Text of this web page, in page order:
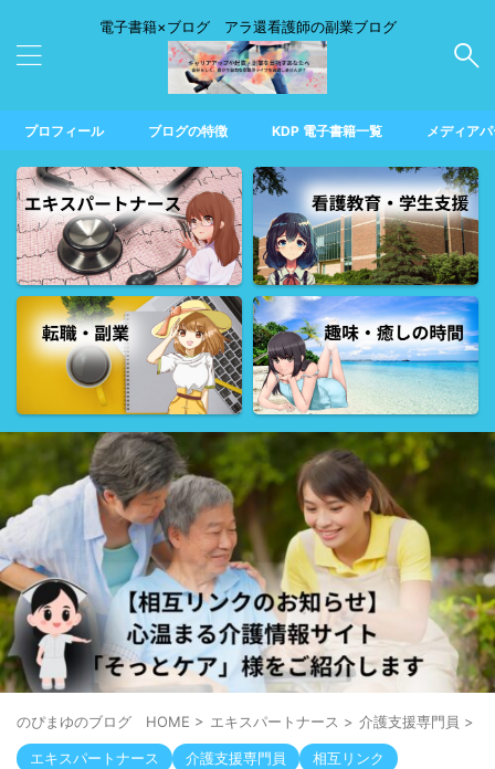
電子書籍×ブログ アラ還看護師の副業ブログ
プロフィール ブログの特徴 KDP 電子書籍一覧 メディア
のぴまゆのブログ HOME > エキスパートナース > 介護支援専門員 >
エキスパートナース 介護支援専門員 相互リンク